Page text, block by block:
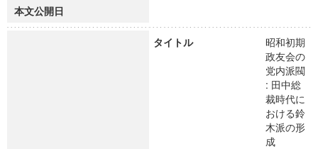
本文公開日
タイトル
昭和初期
政友会の
党内派閥
: 田中総
裁時代に
おける鈴
木派の形
成